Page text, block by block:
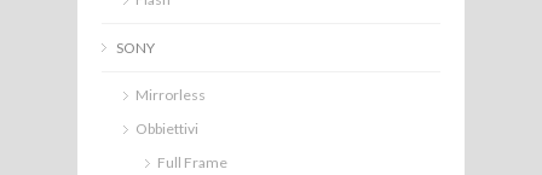
SONY
Mirrorless
Obbiettivi
Full Frame